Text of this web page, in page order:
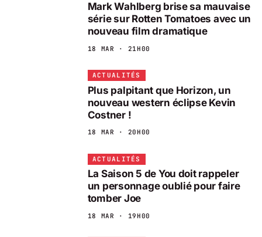
Mark Wahlberg brise sa mauvaise
série sur Rotten Tomatoes avec un
nouveau film dramatique
18 MAR · 21H00
ACTUALITÉS
Plus palpitant que Horizon, un
nouveau western éclipse Kevin
Costner !
18 MAR · 20H00
ACTUALITÉS
La Saison 5 de You doit rappeler
un personnage oublié pour faire
tomber Joe
18 MAR · 19H00